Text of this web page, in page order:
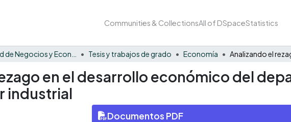
Communities & CollectionsAll of DSpaceStatistics
Tesis y trabajos de grado Economía
en el desarrollo económico del
industrial
Documentos PDF